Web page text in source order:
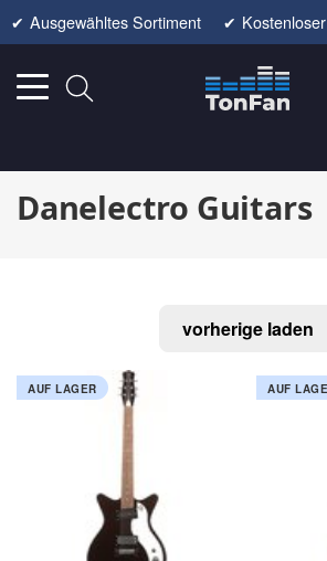
✔ Ausgewähltes Sortiment ✔
Danelectro Guitars
vorherige laden
AUF LAGER AUF